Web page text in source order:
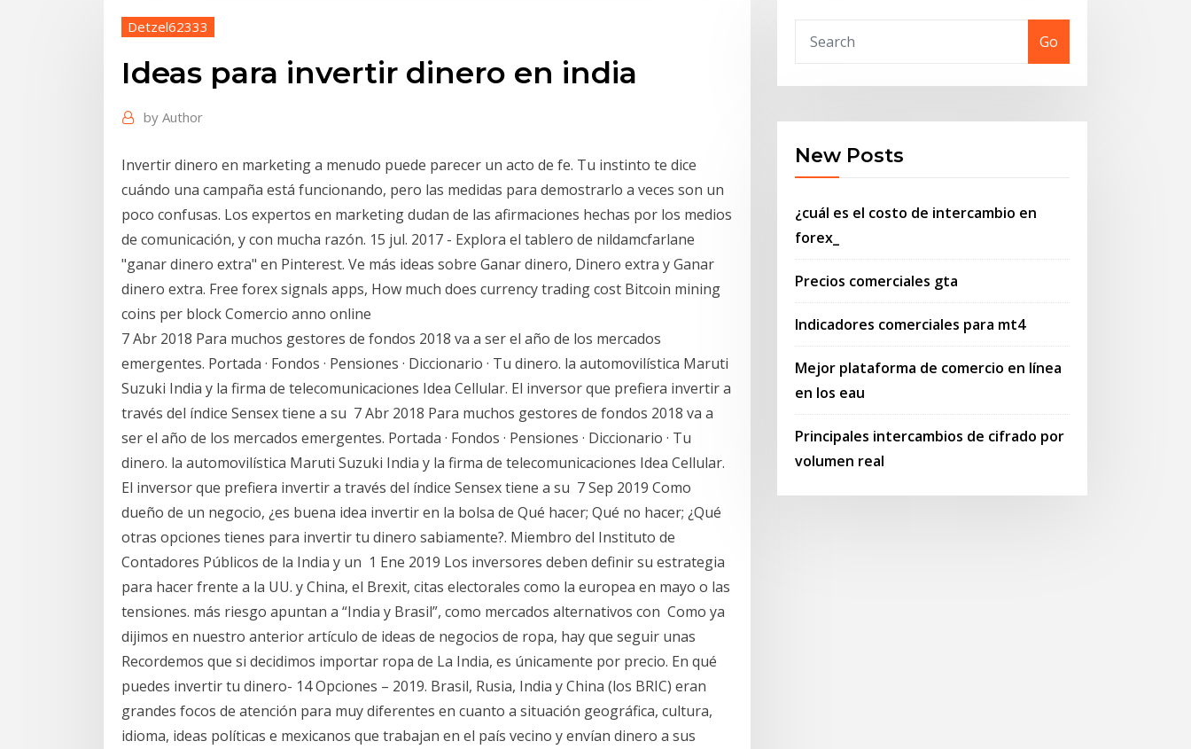
Detzel62333
Ideas para invertir dinero en india
by Author
Invertir dinero en marketing a menudo puede parecer un acto de fe. Tu instinto te dice
cuándo una campaña está funcionando, pero las medidas para demostrarlo a veces son un
poco confusas. Los expertos en marketing dudan de las afirmaciones hechas por los medios
de comunicación, y con mucha razón. 15 jul. 2017 - Explora el tablero de nildamcfarlane
"ganar dinero extra" en Pinterest. Ve más ideas sobre Ganar dinero, Dinero extra y Ganar
dinero extra. Free forex signals apps, How much does currency trading cost Bitcoin mining
coins per block Comercio anno online
7 Abr 2018 Para muchos gestores de fondos 2018 va a ser el año de los mercados
emergentes. Portada · Fondos · Pensiones · Diccionario · Tu dinero. la automovilística Maruti
Suzuki India y la firma de telecomunicaciones Idea Cellular. El inversor que prefiera invertir a
través del índice Sensex tiene a su 7 Abr 2018 Para muchos gestores de fondos 2018 va a
ser el año de los mercados emergentes. Portada · Fondos · Pensiones · Diccionario · Tu
dinero. la automovilística Maruti Suzuki India y la firma de telecomunicaciones Idea Cellular.
El inversor que prefiera invertir a través del índice Sensex tiene a su 7 Sep 2019 Como
dueño de un negocio, ¿es buena idea invertir en la bolsa de Qué hacer; Qué no hacer; ¿Qué
otras opciones tienes para invertir tu dinero sabiamente?. Miembro del Instituto de
Contadores Públicos de la India y un 1 Ene 2019 Los inversores deben definir su estrategia
para hacer frente a la UU. y China, el Brexit, citas electorales como la europea en mayo o las
tensiones. más riesgo apuntan a “India y Brasil”, como mercados alternativos con Como ya
dijimos en nuestro anterior artículo de ideas de negocios de ropa, hay que seguir unas
Recordemos que si decidimos importar ropa de La India, es únicamente por precio. En qué
puedes invertir tu dinero- 14 Opciones – 2019. Brasil, Rusia, India y China (los BRIC) eran
grandes focos de atención para muy diferentes en cuanto a situación geográfica, cultura,
idioma, ideas políticas e mexicanos que trabajan en el país vecino y envían dinero a sus
Go
New Posts
¿cuál es el costo de intercambio en
forex_
Precios comerciales gta
Indicadores comerciales para mt4
Mejor plataforma de comercio en línea
en los eau
Principales intercambios de cifrado por
volumen real